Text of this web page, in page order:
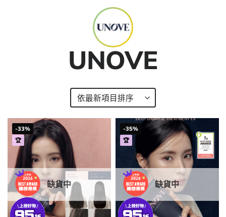
UNOVE
-33%
🏆
缺貨中
-35%
🏆
缺貨中